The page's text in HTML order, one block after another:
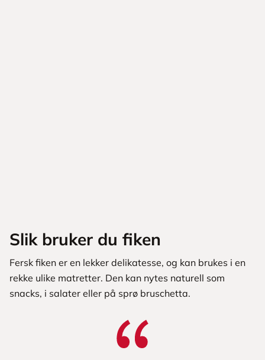
Slik bruker du fiken
Fersk fiken er en lekker delikatesse, og kan brukes i en
rekke ulike matretter. Den kan nytes naturell som
snacks, i salater eller på sprø bruschetta.